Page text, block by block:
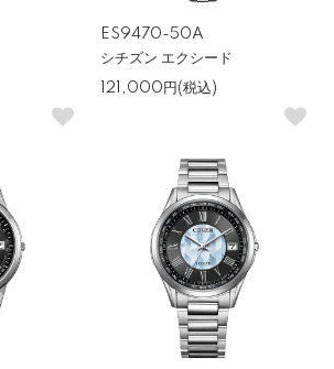
ES9470-50A
シチズン エクシード
121,000円(税込)